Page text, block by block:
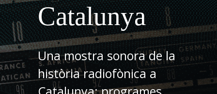
Catalunya
Una mostra sonora de la
història radiofònica a